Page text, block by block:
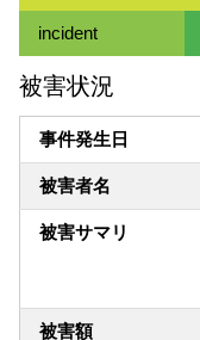
incident
被害状況
事件発生日
被害者名
被害サマリ
被害額